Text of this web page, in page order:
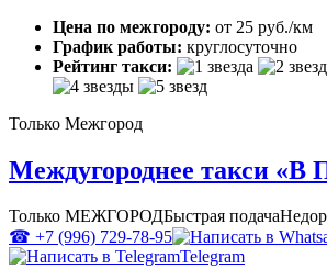
Цена по межгороду: от 25 руб./км
График работы: круглосуточно
Рейтинг такси:
Только Межгород
Междугороднее такси «В
Только МЕЖГОРОДБыстрая подача
☎ +7 (996) 729-78-95
Telegram